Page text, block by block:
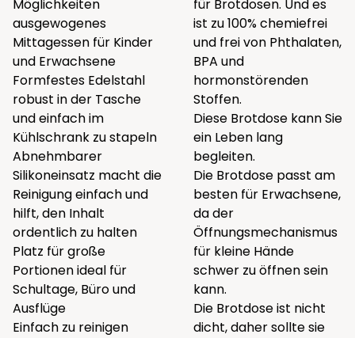
Möglichkeiten
ausgewogenes
Mittagessen für Kinder
und Erwachsene
Formfestes Edelstahl
robust in der Tasche
und einfach im
Kühlschrank zu stapeln
Abnehmbarer
Silikoneinsatz macht die
Reinigung einfach und
hilft, den Inhalt
ordentlich zu halten
Platz für große
Portionen ideal für
Schultage, Büro und
Ausflüge
Einfach zu reinigen
für Brotdosen. Und es
ist zu 100% chemiefrei
und frei von Phthalaten,
BPA und
hormonstörenden
Stoffen.
Diese Brotdose kann Sie
ein Leben lang
begleiten.
Die Brotdose passt am
besten für Erwachsene,
da der
Öffnungsmechanismus
für kleine Hände
schwer zu öffnen sein
kann.
Die Brotdose ist nicht
dicht, daher sollte sie